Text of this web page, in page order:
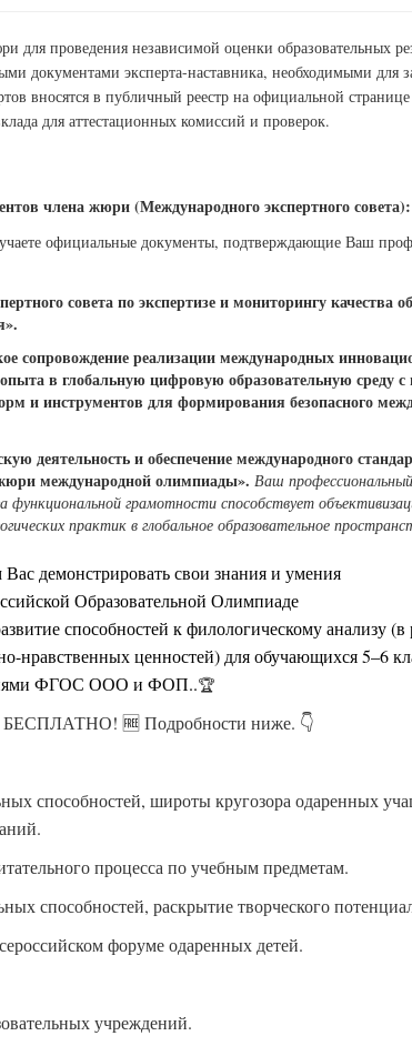
для проведения независимой оценки образовательных
документами эксперта-наставника, необходимыми для
вносятся в публичный реестр на официальной
для аттестационных комиссий и проверок.
члена жюри (Международного экспертного совета):
официальные документы, подтверждающие Ваш
совета по экспертизе и мониторингу качества
сопровождение реализации международных
опыта в глобальную цифровую образовательную среду
и инструментов для формирования безопасного
деятельность и обеспечение международного
международной олимпиады». Ваш
функциональной грамотности способствует
практик в глобальное образовательное
демонстрировать свои знания и умения
Образовательной Олимпиаде
способностей к филологическому анализу (в
ценностей) для обучающихся 5–6
ФГОС ООО и ФОП..🏆
🆓 Подробности ниже. 👇
способностей, широты кругозора одаренных
процесса по учебным предметам.
способностей, раскрытие творческого
форуме одаренных детей.
учреждений.